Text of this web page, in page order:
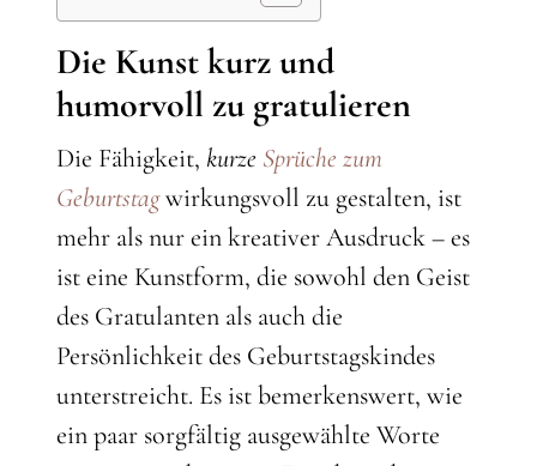
Die Kunst kurz und
humorvoll zu gratulieren
Die Fähigkeit, kurze Sprüche zum
Geburtstagwirkungsvoll zu gestalten, ist
mehr als nur ein kreativer Ausdruck – es
ist eine Kunstform, die sowohl den Geist
des Gratulanten als auch die
Persönlichkeit des Geburtstagskindes
unterstreicht. Es ist bemerkenswert, wie
ein paar sorgfältig ausgewählte Worte